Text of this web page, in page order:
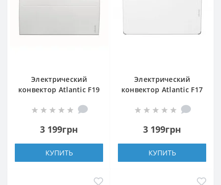
Электрический
конвектор Atlantic F19
1500W
3 199грн
КУПИТЬ
Электрический
конвектор Atlantic F17
Meca/M 1500W
3 199грн
КУПИТЬ